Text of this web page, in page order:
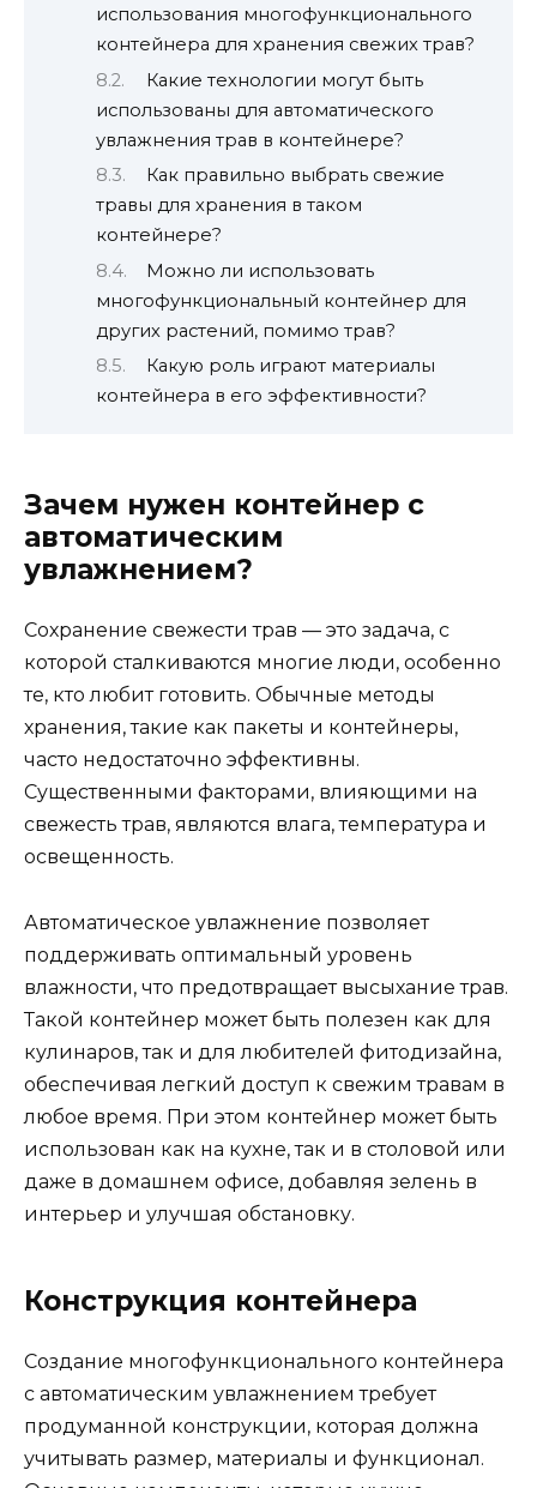
использования многофункционального
контейнера для хранения свежих трав?
Какие технологии могут быть
использованы для автоматического
увлажнения трав в контейнере?
Как правильно выбрать свежие
травы для хранения в таком
контейнере?
Можно ли использовать
многофункциональный контейнер для
других растений, помимо трав?
Какую роль играют материалы
контейнера в его эффективности?
Зачем нужен контейнер с
автоматическим
увлажнением?
Сохранение свежести трав — это задача, с
которой сталкиваются многие люди, особенно
те, кто любит готовить. Обычные методы
хранения, такие как пакеты и контейнеры,
часто недостаточно эффективны.
Существенными факторами, влияющими на
свежесть трав, являются влага, температура и
освещенность.
Автоматическое увлажнение позволяет
поддерживать оптимальный уровень
влажности, что предотвращает высыхание трав.
Такой контейнер может быть полезен как для
кулинаров, так и для любителей фитодизайна,
обеспечивая легкий доступ к свежим травам в
любое время. При этом контейнер может быть
использован как на кухне, так и в столовой или
даже в домашнем офисе, добавляя зелень в
интерьер и улучшая обстановку.
Конструкция контейнера
Создание многофункционального контейнера
с автоматическим увлажнением требует
продуманной конструкции, которая должна
учитывать размер, материалы и функционал.